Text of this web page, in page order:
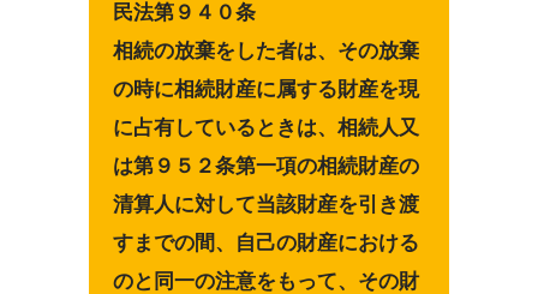
民法第９４０条
相続の放棄をした者は、その放棄
の時に相続財産に属する財産を現
に占有しているときは、相続人又
は第９５２条第一項の相続財産の
清算人に対して当該財産を引き渡
すまでの間、自己の財産における
のと同一の注意をもって、その財